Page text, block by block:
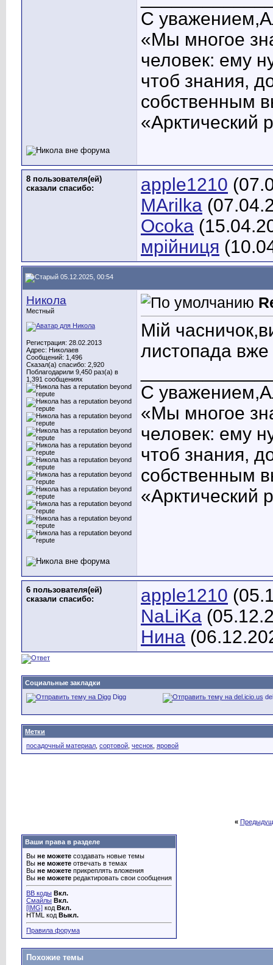
С
«Мы многое
человек: ему
чтоб знания,
собственным
«Арктический
8 пользователя(ей)
сказали cпасибо:
apple1210
MArilka
Ocoka
мрійниця
05.12.2025, 00:54
Никола
Местный
Регистрация: 28.02.2013
Адрес: Николаев
Сообщений: 1,496
Сказал(а) спасибо: 2,920
Поблагодарили 9,450 раз(а) в
1,391 сообщениях
Мій
листопада
С
«Мы многое
человек: ему
чтоб знания,
собственным
«Арктический
6 пользователя(ей)
сказали cпасибо:
apple1210
NaLiKa
Нина
Социальные закладки
Digg
Метки
посадочный материал сортовой чеснок яровой
«
Ваши права в разделе
Вы не можете создавать новые темы
Вы не можете отвечать в темах
Вы не можете прикреплять вложения
Вы не можете редактировать свои сообщения
BB коды Вкл.
Смайлы Вкл.
[IMG] код Вкл.
HTML код Выкл.
Правила форума
Похожие темы